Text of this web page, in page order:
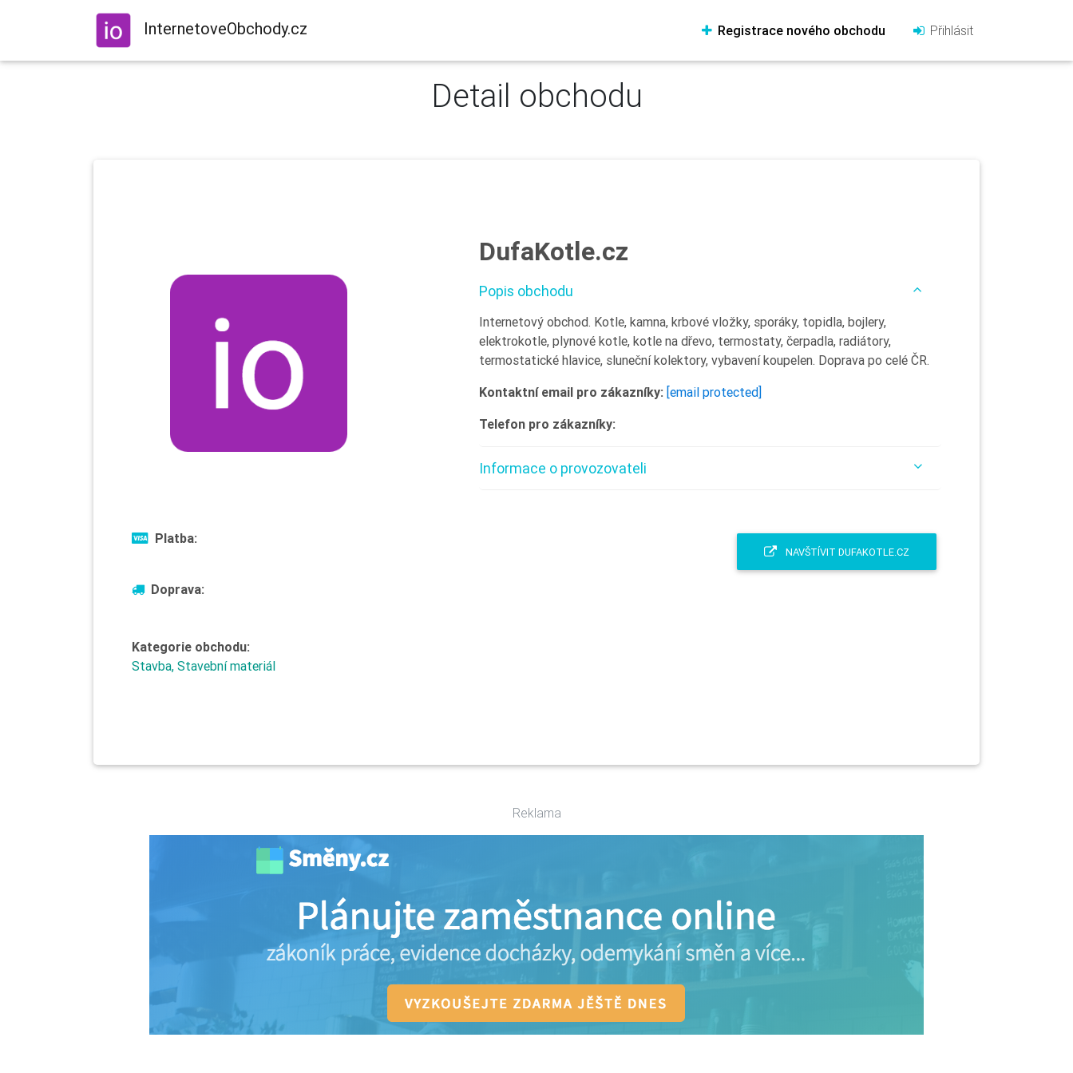
InternetoveObchody.cz Registrace nového obchodu Přihlásit
Detail obchodu
Platba:
Doprava:
Kategorie obchodu:
Stavba, Stavební materiál
DufaKotle.cz
Popis obchodu
Internetový obchod. Kotle, kamna, krbové vložky, sporáky, topidla, bojlery,
elektrokotle, plynové kotle, kotle na dřevo, termostaty, čerpadla, radiátory,
termostatické hlavice, sluneční kolektory, vybavení koupelen. Doprava po celé ČR.
Kontaktní email pro zákazníky: [email protected]
Telefon pro zákazníky:
Informace o provozovateli
NAVŠTÍVIT DUFAKOTLE.CZ
Reklama